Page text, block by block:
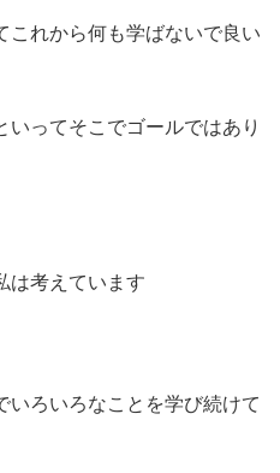
これから何も学ばないで良い
ってそこでゴールではあり
は考えています
いろいろなことを学び続けて